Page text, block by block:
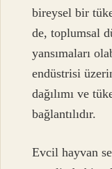
bireysel bir
de, toplumsal
yansımaları
endüstrisi
dağılımı ve
bağlantılıdır.
Evcil hayvan